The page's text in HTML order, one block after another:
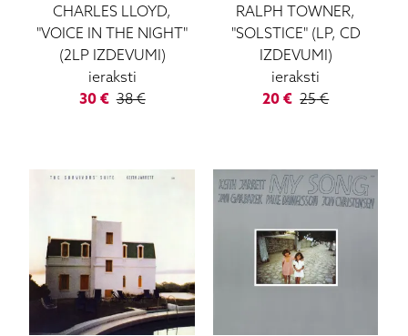
CHARLES LLOYD,
"VOICE IN THE NIGHT"
(2LP IZDEVUMI)
ieraksti
30€ 38€
RALPH TOWNER,
"SOLSTICE" (LP, CD
IZDEVUMI)
ieraksti
20 € 25€